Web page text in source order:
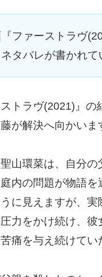
ファーストラヴ
タバレが書かれて
トラヴ(2021)』
が解決へ向かいま
山環菜は、自分
庭内の問題が物語
に見えますが、
力をかけ続け、
痛を与え続けてい